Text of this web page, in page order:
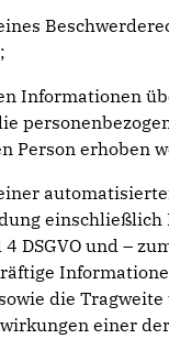
Informationen
Person erhoben
einschließlich
DSGVO und –
die Tragweite
einer